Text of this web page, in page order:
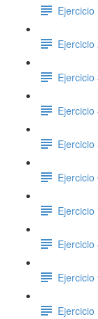
Ejercicio
Ejercicio
Ejercicio
Ejercicio
Ejercicio
Ejercicio
Ejercicio
Ejercicio
Ejercicio
Ejercicio